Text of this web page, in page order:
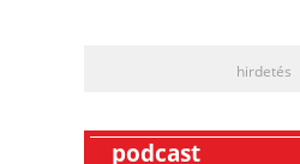
hirdetés
podcast